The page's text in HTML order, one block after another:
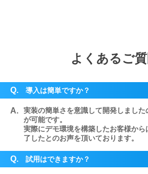
よくあるご
Q. 導入は簡単ですか？
A.
実装の簡単さを意識して開発しまし
が可能です。
実際にデモ環境を構築したお客様か
了したとのお声を頂いております。
Q. 試用はできますか？